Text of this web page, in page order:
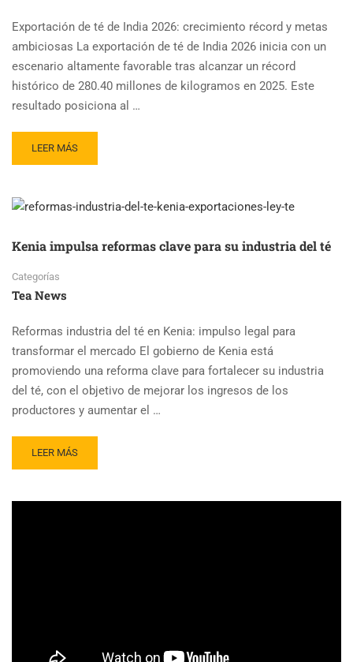
Exportación de té de India 2026: crecimiento récord y metas
ambiciosas La exportación de té de India 2026 inicia con un
escenario altamente favorable tras alcanzar un récord
histórico de 280.40 millones de kilogramos en 2025. Este
resultado posiciona al …
READ
MORE
REDEFINE
ESTRATEGIA
EXPORTADORA
DE
TÉ
LEER MÁS
Kenia impulsa reformas clave para su industria del té
Categorías
Tea News
Reformas industria del té en Kenia: impulso legal para
transformar el mercado El gobierno de Kenia está
promoviendo una reforma clave para fortalecer su industria
del té, con el objetivo de mejorar los ingresos de los
productores y aumentar el …
READ
MORE
KENIA
LEER MÁS